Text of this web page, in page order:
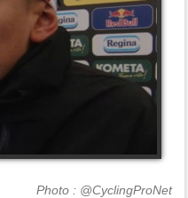
Photo : @CyclingProNet